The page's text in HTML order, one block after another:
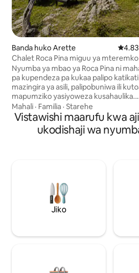
Banda huko Arette
Chalet Roca Pina miguu ya mteremko
Nyumba ya mbao ya Roca Pina ni
pa kupendeza pa kukaa palipo
mazingira ya asili, palipobuniwa ili
mapumziko yasiyoweza kusahaulika.
Nyumba hii ya mbao imekarabatiwa
uangalifu kwa mtazamo halisi na
uchangamfu na inachanganya sifa ya
mlima na starehe ya kisasa. Hapa, kila
pamoja na familia, marafiki au kwa ajili
mapumziko mashambani.
Mahali · Familia · Starehe
Vistawishi maarufu kwa
ukodishaji wa
Jiko